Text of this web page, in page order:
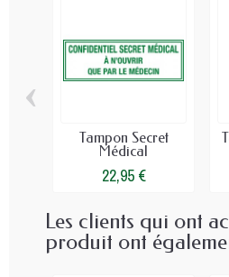
Tampon Secret
Médical
22,95 €
‹
Les clients qui ont
produit ont